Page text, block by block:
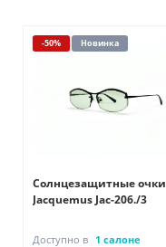
-50% Новинка
Солнцезащитные очки
Jacquemus Jac-206./3
Доступно в 1 салоне